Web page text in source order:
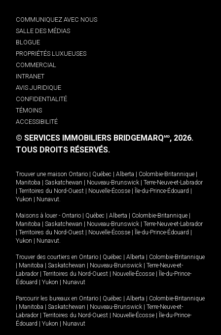
COMMUNIQUEZ AVEC NOUS
SALLE DES MÉDIAS
BLOGUE
PROPRIÉTÉS LUXUEUSES
COMMERCIAL
INTRANET
AVIS JURIDIQUE
CONFIDENTIALITÉ
TÉMOINS
ACCESSIBILITÉ
© SERVICES IMMOBILIERS BRIDGEMARQMD, 2026.
TOUS DROITS RÉSERVÉS.
Trouver une maison Ontario Québec Alberta Colombie-Britannique
Manitoba
Saskatchewan Nouveau-Brunswick
Terre-Neuve-et-Labrador
Territoires du Nord-Ouest Nouvelle-Écosse Île-du-Prince-Édouard
Yukon
Nunavut.
Maisons à louer - Ontario Québec Alberta Colombie-Britannique
Manitoba
Saskatchewan Nouveau-Brunswick
Terre-Neuve-et-Labrador
Territoires du Nord-Ouest Nouvelle-Écosse Île-du-Prince-Édouard
Yukon
Nunavut.
Trouver des courtiers en Ontario Québec Alberta
Colombie-Britannique
Manitoba Saskatchewan Nouveau-Brunswick
Terre-Neuve-et-
Labrador
Territoires du Nord-Ouest Nouvelle-Écosse
Île-du-Prince-
Édouard
Yukon Nunavut
Parcourir les bureaux en Ontario Québec Alberta
Colombie-Britannique
Manitoba Saskatchewan Nouveau-Brunswick
Terre-Neuve-et-
Labrador
Territoires du Nord-Ouest Nouvelle-Écosse
Île-du-Prince-
Édouard
Yukon Nunavut